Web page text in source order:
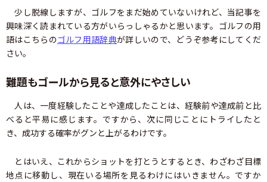
少し脱線しますが、ゴルフをまだ始めていないけれど、当記事を
興味深く読まれている方がいらっしゃるかと思います。ゴルフの用
語はこちらのゴルフ用語辞典が詳しいので、どうぞ参考にしてくだ
さい。
難題もゴールから見ると意外にやさしい
人は、一度経験したことや達成したことは、経験前や達成前と比
べると平易に感じます。ですから、次に同じことにトライしたと
き、成功する確率がグンと上がるわけです。
とはいえ、これからショットを打とうとするとき、わざわざ目標
地点に移動し、現在いる場所を見るわけにはいきません。ですか